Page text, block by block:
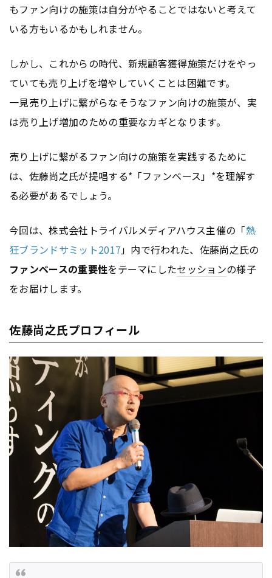
もファン向けの施策は自分がやることではないと考えて
いる方もいるかもしれません。
しかし、これからの時代、新規顧客獲得施策だけをやっ
ていても売り上げを増やしていくことは困難です。
一見売り上げに繋がらなそうなファン向けの施策が、実
は売り上げ増加のための重要なカギとなります。
売り上げに繋がるファン向けの施策を実践するために
は、佐藤尚之氏が提唱する*「ファンベース」*を理解す
る必要があるでしょう。
今回は、株式会社トライバルメディアハウス主催の「熱
狂ブランドサミット2017 」内で行われた、佐藤尚之氏の
ファンベースの重要性をテーマにしたセッションの様子
をお届けします。
佐藤尚之氏プロフィール